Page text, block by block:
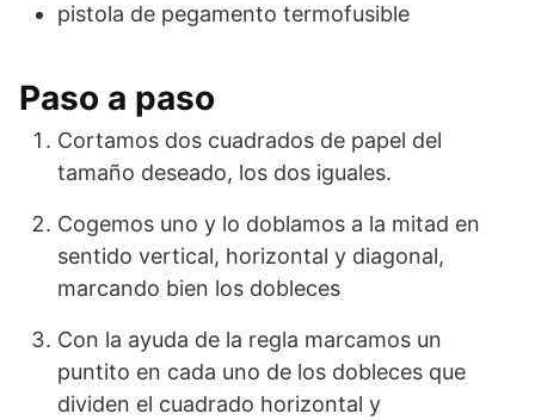
pistola de pegamento termofusible
Paso a paso
Cortamos dos cuadrados de papel del
tamaño deseado, los dos iguales.
Cogemos uno y lo doblamos a la mitad en
sentido vertical, horizontal y diagonal,
marcando bien los dobleces
Con la ayuda de la regla marcamos un
puntito en cada uno de los dobleces que
dividen el cuadrado horizontal y